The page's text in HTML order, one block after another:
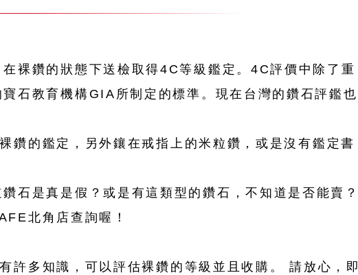
裸鑽的狀態下送檢取得4C等級鑑定。4C評價中除了重
石教育機構GIA所制定的標準。現在台灣的鑽石評鑑也
鑽的鑑定，另外鑲在戒指上的米粒鑽，或是沒有鑑定書
石是真是假？或是有這類型的鑽石，不知道是否能賣？
北角店查詢喔！
許多知識，可以評估裸鑽的等級並且收購。 請放心，即